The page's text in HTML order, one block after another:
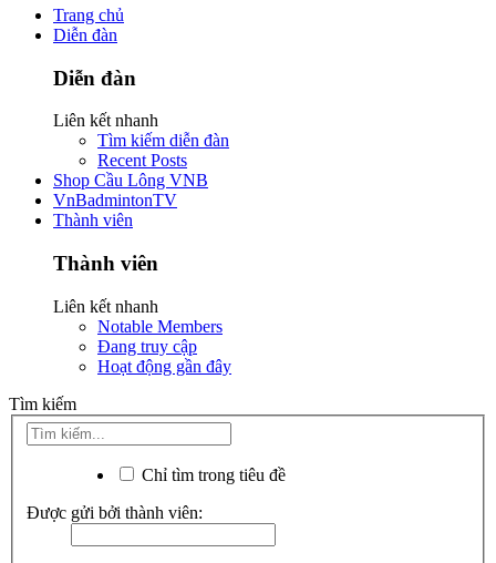
Trang chủ
Diễn đàn
Diễn đàn
Liên kết nhanh
Tìm kiếm diễn đàn
Recent Posts
Shop Cầu Lông VNB
VnBadmintonTV
Thành viên
Thành viên
Liên kết nhanh
Notable Members
Đang truy cập
Hoạt động gần đây
Tìm kiếm
Chỉ tìm trong tiêu đề
Được gửi bởi thành viên: